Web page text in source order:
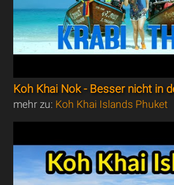
Koh Khai Nok - Besser nicht in
mehr zu: Koh Khai Islands Phuket